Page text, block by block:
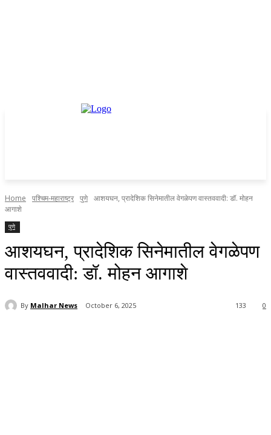
Home पश्चिम-महाराष्ट्र पुणे आशयघन, प्रादेशिक सिनेमातील वेगळेपण वास्तववादी: डॉ. मोहन
आगाशे
पुणे
आशयघन, प्रादेशिक सिनेमातील वेगळेपण
वास्तववादी: डॉ. मोहन आगाशे
By Malhar News October 6, 2025 0
133